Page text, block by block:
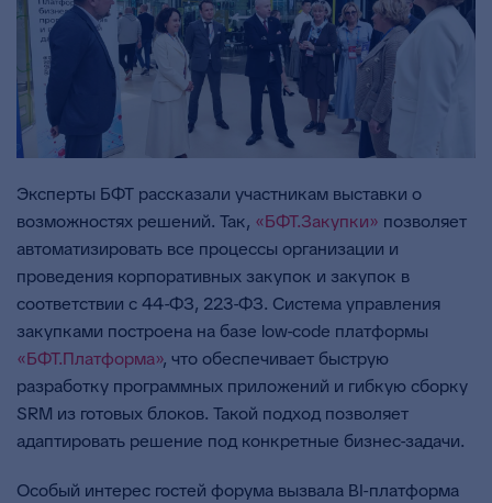
Эксперты БФТ рассказали участникам выставки о
возможностях решений. Так, «БФТ.Закупки» позволяет
автоматизировать все процессы организации и
проведения корпоративных закупок и закупок в
соответствии с 44-ФЗ, 223-ФЗ. Система управления
закупками построена на базе low-code платформы
«БФТ.Платформа», что обеспечивает быструю
разработку программных приложений и гибкую сборку
SRM из готовых блоков. Такой подход позволяет
адаптировать решение под конкретные бизнес-задачи.
Особый интерес гостей форума вызвала BI-платформа